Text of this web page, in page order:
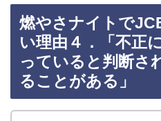
燃やさナイトで
い理由４．「不正
っていると判断さ
ることがある」